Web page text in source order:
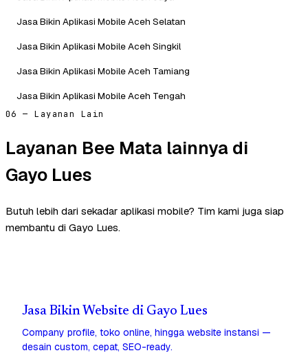
Jasa Bikin Aplikasi Mobile Aceh Selatan
Jasa Bikin Aplikasi Mobile Aceh Singkil
Jasa Bikin Aplikasi Mobile Aceh Tamiang
Jasa Bikin Aplikasi Mobile Aceh Tengah
06 — Layanan Lain
Layanan Bee Mata lainnya di
Gayo Lues
Butuh lebih dari sekadar aplikasi mobile? Tim kami juga siap
membantu di Gayo Lues.
Jasa Bikin Website di Gayo Lues
Company profile, toko online, hingga website instansi —
desain custom, cepat, SEO-ready.